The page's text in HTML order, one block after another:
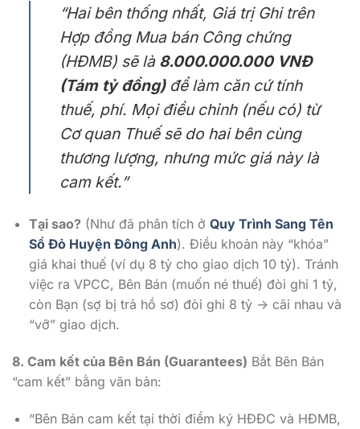
“Hai bên thống nhất, Giá trị Ghi trên
Hợp đồng Mua bán Công chứng
(HĐMB) sẽ là 8.000.000.000 VNĐ
(Tám tỷ đồng)để làm căn cứ tính
thuế, phí. Mọi điều chỉnh (nếu có) từ
Cơ quan Thuế sẽ do hai bên cùng
thương lượng, nhưng mức giá này là
cam kết.”
Tại sao? (Như đã phân tích ở Quy Trình Sang Tên
Sổ Đỏ Huyện Đông Anh). Điều khoản này “khóa”
giá khai thuế (ví dụ 8 tỷ cho giao dịch 10 tỷ). Tránh
việc ra VPCC, Bên Bán (muốn né thuế) đòi ghi 1 tỷ,
còn Bạn (sợ bị trả hồ sơ) đòi ghi 8 tỷ -> cãi nhau và
“vỡ” giao dịch.
8. Cam kết của Bên Bán (Guarantees) Bắt Bên Bán
“cam kết” bằng văn bản:
“Bên Bán cam kết tại thời điểm ký HĐĐC và HĐMB,